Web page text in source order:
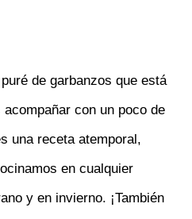
de garbanzos que está
con un poco de
una receta atemporal,
en cualquier
y en invierno. ¡También